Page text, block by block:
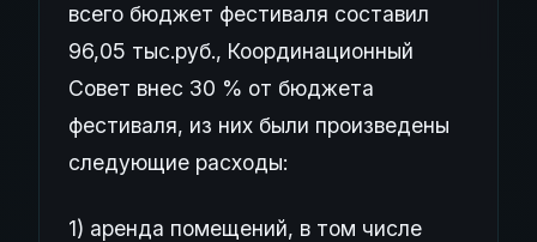
всего бюджет фестиваля составил
96,05 тыс.руб., Координационный
Совет внес 30 % от бюджета
фестиваля, из них были произведены
следующие расходы:
1) аренда помещений, в том числе